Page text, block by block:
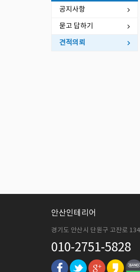
공지사항
묻고 답하기
견적의뢰
안산인테리어
경기도 안산시 단원구 고잔로 134
010-2751-5828